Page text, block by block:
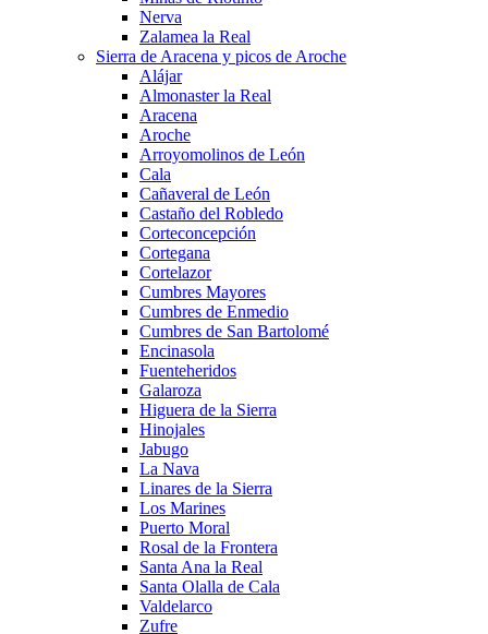
Nerva
Zalamea la Real
Sierra de Aracena y picos de Aroche
Alájar
Almonaster la Real
Aracena
Aroche
Arroyomolinos de León
Cala
Cañaveral de León
Castaño del Robledo
Corteconcepción
Cortegana
Cortelazor
Cumbres Mayores
Cumbres de Enmedio
Cumbres de San Bartolomé
Encinasola
Fuenteheridos
Galaroza
Higuera de la Sierra
Hinojales
Jabugo
La Nava
Linares de la Sierra
Los Marines
Puerto Moral
Rosal de la Frontera
Santa Ana la Real
Santa Olalla de Cala
Valdelarco
Zufre